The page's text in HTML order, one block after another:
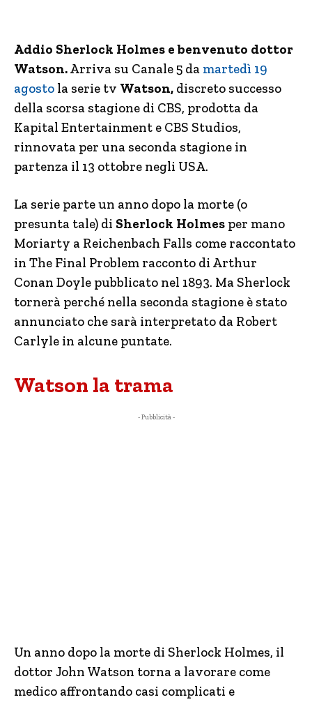
Addio Sherlock Holmes e benvenuto dottor
Watson.Arriva su Canale 5 da martedì 19
agosto la serie tv Watson, discreto successo
della scorsa stagione di CBS, prodotta da
Kapital Entertainment e CBS Studios,
rinnovata per una seconda stagione in
partenza il 13 ottobre negli USA.
La serie parte un anno dopo la morte (o
presunta tale) di Sherlock Holmes per mano
Moriarty a Reichenbach Falls come raccontato
in The Final Problem racconto di Arthur
Conan Doyle pubblicato nel 1893. Ma Sherlock
tornerà perché nella seconda stagione è stato
annunciato che sarà interpretato da Robert
Carlyle in alcune puntate.
Watson la trama
- Pubblicità -
Un anno dopo la morte di Sherlock Holmes, il
dottor John Watson torna a lavorare come
medico affrontando casi complicati e